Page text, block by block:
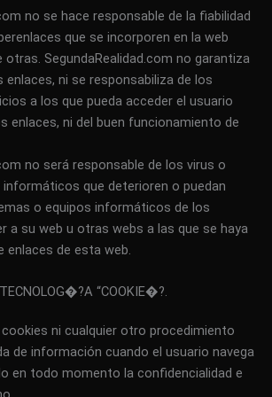
no se hace responsable de la fiabilidad
que se incorporen en la web
otras. SegundaRealidad.com no garantiza
enlaces, ni se responsabiliza de los
a los que pueda acceder el usuario
enlaces, ni del buen funcionamiento de
no será responsable de los virus o
que deterioren o puedan
o equipos informáticos de los
a su web u otras webs a las que se haya
enlaces de esta web.
“COOKIE�?.
ni cualquier otro procedimiento
de información cuando el usuario navega
en todo momento la confidencialidad e